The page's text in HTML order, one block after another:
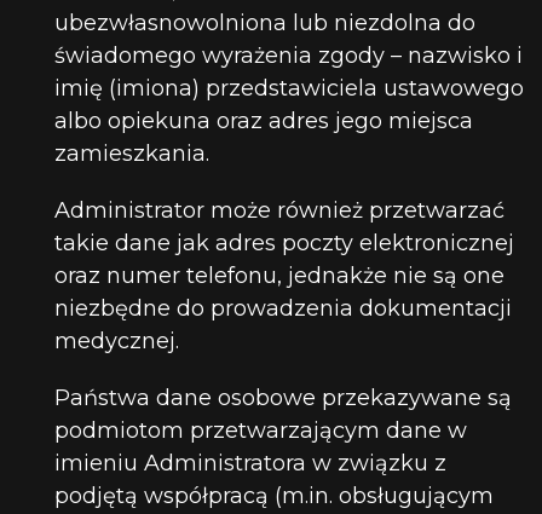
ubezwłasnowolniona lub niezdolna do
świadomego wyrażenia zgody – nazwisko i
imię (imiona) przedstawiciela ustawowego
albo opiekuna oraz adres jego miejsca
zamieszkania.
Administrator może również przetwarzać
takie dane jak adres poczty elektronicznej
oraz numer telefonu, jednakże nie są one
niezbędne do prowadzenia dokumentacji
medycznej.
Państwa dane osobowe przekazywane są
podmiotom przetwarzającym dane w
imieniu Administratora w związku z
podjętą współpracą (m.in. obsługującym